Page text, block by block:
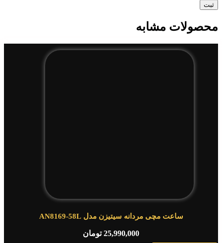
محصولات مشابه
ساعت مچی مردانه سیتیزن مدل AN8169-58L
25,990,000 تومان